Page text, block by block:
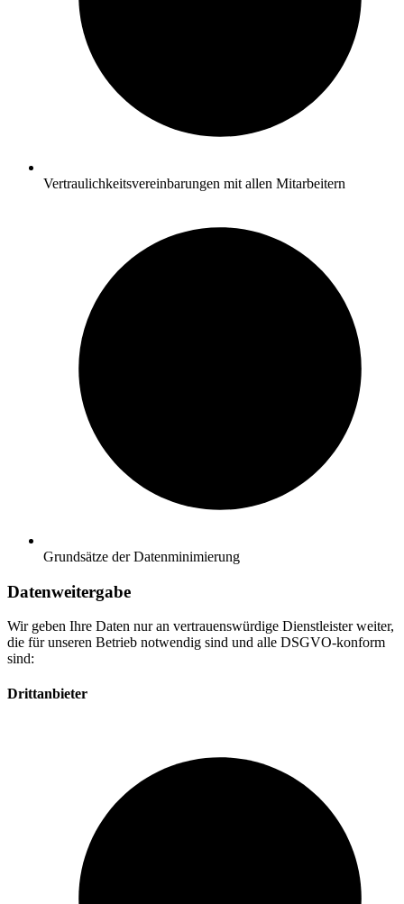
Vertraulichkeitsvereinbarungen mit allen Mitarbeitern
Grundsätze der Datenminimierung
Datenweitergabe
Wir geben Ihre Daten nur an vertrauenswürdige Dienstleister weiter,
die für unseren Betrieb notwendig sind und alle DSGVO-konform
sind:
Drittanbieter